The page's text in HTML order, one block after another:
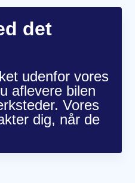
det
udenfor vores
aflevere bilen
Vores
dig, når de